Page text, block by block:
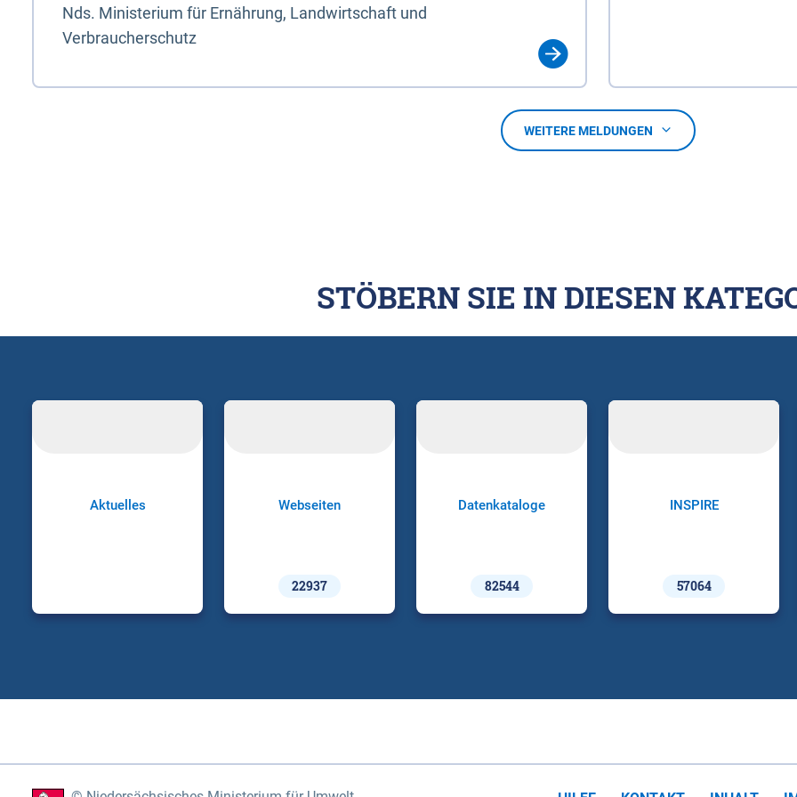
Nds. Ministerium für Ernährung, Landwirtschaft und
Verbraucherschutz
WEITERE MELDUNGEN
STÖBERN SIE IN DIESEN
Aktuelles Webseiten
22937
Datenkataloge
82544
INSPIRE
57064